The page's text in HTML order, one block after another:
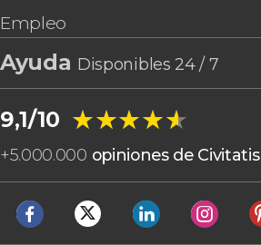
Empleo
Ayuda Disponibles 24 / 7
9,1/10 ★★★★★
★★★★★
+5.000.000 opiniones de Civitatis